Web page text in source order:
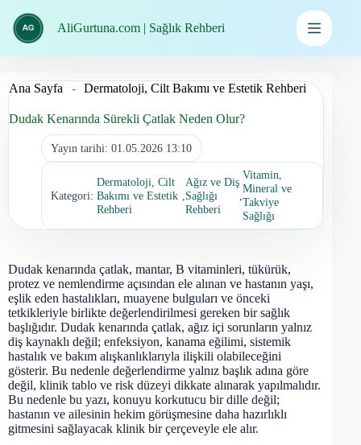
geç
AliGurtuna.com | Sağlık Rehberi
Ana Sayfa - Dermatoloji, Cilt Bakımı ve Estetik Rehberi
Dudak Kenarında Sürekli Çatlak Neden Olur?
Yayın tarihi: 01.05.2026 13:10
Kategori:
Dermatoloji, Cilt
Bakımı ve Estetik
Rehberi
Ağız ve Diş
Sağlığı
Rehberi
,
Vitamin,
Mineral ve
Takviye
Sağlığı
Dudak kenarında çatlak, mantar, B vitaminleri, tükürük,
protez ve nemlendirme açısından ele alınan ve hastanın yaşı,
eşlik eden hastalıkları, muayene bulguları ve önceki
tetkikleriyle birlikte değerlendirilmesi gereken bir sağlık
başlığıdır. Dudak kenarında çatlak, ağız içi sorunların yalnız
diş kaynaklı değil; enfeksiyon, kanama eğilimi, sistemik
hastalık ve bakım alışkanlıklarıyla ilişkili olabileceğini
gösterir. Bu nedenle değerlendirme yalnız başlık adına göre
değil, klinik tablo ve risk düzeyi dikkate alınarak yapılmalıdır.
Bu nedenle bu yazı, konuyu korkutucu bir dille değil;
hastanın ve ailesinin hekim görüşmesine daha hazırlıklı
gitmesini sağlayacak klinik bir çerçeveyle ele alır.